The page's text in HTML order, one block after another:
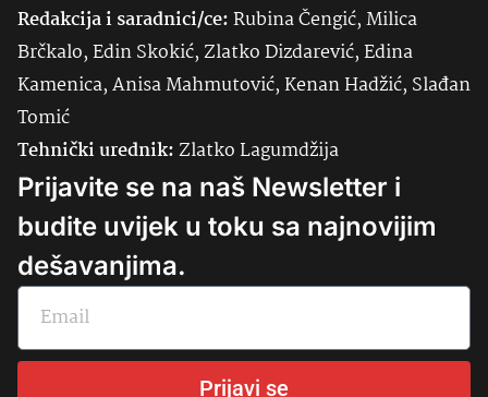
Redakcija i saradnici/ce:Rubina Čengić, Milica
Brčkalo, Edin Skokić, Zlatko Dizdarević, Edina
Kamenica, Anisa Mahmutović, Kenan Hadžić, Slađan
Tomić
Tehnički urednik:Zlatko Lagumdžija
Prijavite se na naš Newsletter i
budite uvijek u toku sa najnovijim
dešavanjima.
Prijavi se